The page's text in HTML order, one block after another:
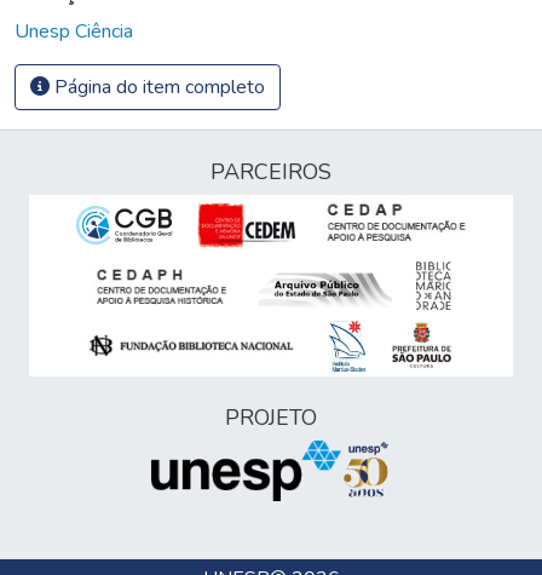
Unesp Ciência
Página do item completo
PARCEIROS
PROJETO